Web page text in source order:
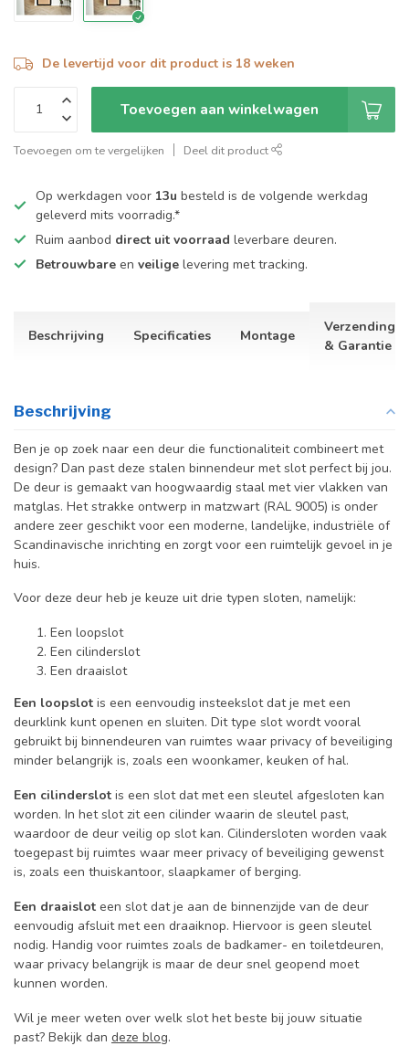
De levertijd voor dit product is 18 weken
Toevoegen aan winkelwagen
Toevoegen om te vergelijken Deel dit product
Op werkdagen voor 13u besteld is de volgende werkdag
geleverd mits voorradig.*
Ruim aanbod direct uit voorraad leverbare deuren.
Betrouwbare en veilige levering met tracking.
Beschrijving Specificaties Montage
Verzending
& Garantie
Beschrijving
Ben je op zoek naar een deur die functionaliteit combineert met
design? Dan past deze stalen binnendeur met slot perfect bij jou.
De deur is gemaakt van hoogwaardig staal met vier vlakken van
matglas. Het strakke ontwerp in matzwart (RAL 9005) is onder
andere zeer geschikt voor een moderne, landelijke, industriële of
Scandinavische inrichting en zorgt voor een ruimtelijk gevoel in je
huis.
Voor deze deur heb je keuze uit drie typen sloten, namelijk:
Een loopslot
Een cilinderslot
Een draaislot
Een loopslot is een eenvoudig insteekslot dat je met een
deurklink kunt openen en sluiten. Dit type slot wordt vooral
gebruikt bij binnendeuren van ruimtes waar privacy of beveiliging
minder belangrijk is, zoals een woonkamer, keuken of hal.
Een cilinderslot is een slot dat met een sleutel afgesloten kan
worden. In het slot zit een cilinder waarin de sleutel past,
waardoor de deur veilig op slot kan. Cilindersloten worden vaak
toegepast bij ruimtes waar meer privacy of beveiliging gewenst
is, zoals een thuiskantoor, slaapkamer of berging.
Een draaislot een slot dat je aan de binnenzijde van de deur
eenvoudig afsluit met een draaiknop. Hiervoor is geen sleutel
nodig. Handig voor ruimtes zoals de badkamer- en toiletdeuren,
waar privacy belangrijk is maar de deur snel geopend moet
kunnen worden.
Wil je meer weten over welk slot het beste bij jouw situatie
past? Bekijk dan deze blog.